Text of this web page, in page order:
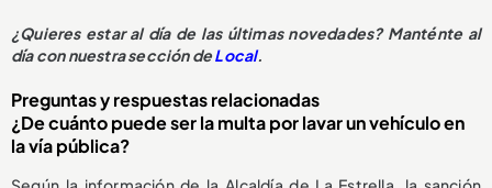
¿Quieres estar al día de las últimas novedades? Manténte al
día con nuestra sección deLocal.
Preguntas y respuestas relacionadas
¿De cuánto puede ser la multa por lavar un vehículo en
la vía pública?